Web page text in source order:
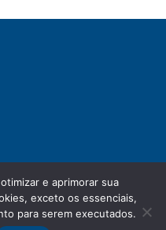
WP
e aprimorar sua
exceto os essenciais,
para serem executados.